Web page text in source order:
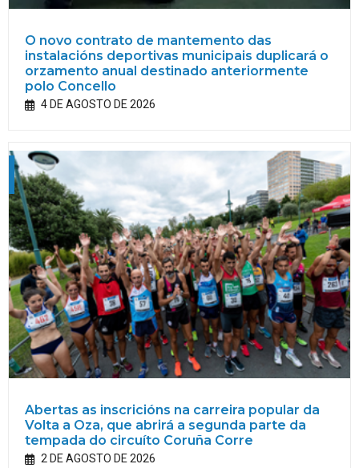
O novo contrato de mantemento das
instalacións deportivas municipais duplicará o
orzamento anual destinado anteriormente
polo Concello
4 DE AGOSTO DE 2026
Abertas as inscricións na carreira popular da
Volta a Oza, que abrirá a segunda parte da
tempada do circuíto Coruña Corre
2 DE AGOSTO DE 2026